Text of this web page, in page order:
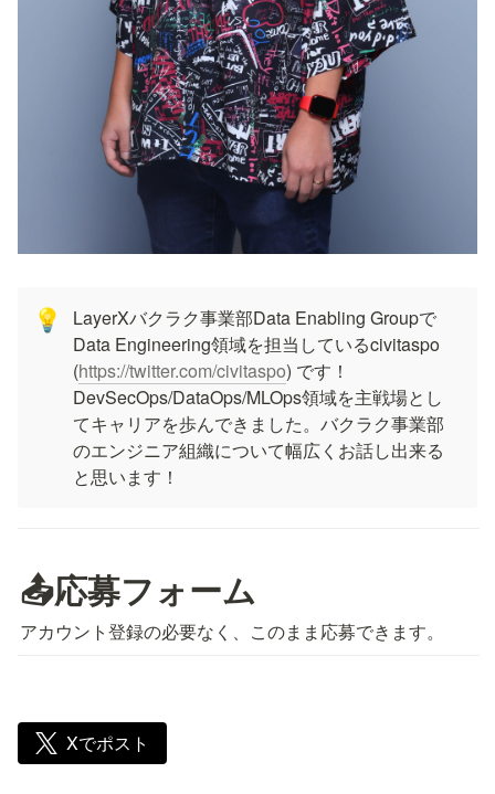
💡
LayerXバクラク事業部Data Enabling Groupで
Data Engineering領域を担当しているcivitaspo
(https://twitter.com/civitaspo) です！
DevSecOps/DataOps/MLOps領域を主戦場とし
てキャリアを歩んできました。バクラク事業部
のエンジニア組織について幅広くお話し出来る
と思います！
📤応募フォーム
アカウント登録の必要なく、このまま応募できます。
Xでポスト